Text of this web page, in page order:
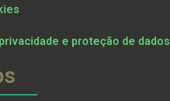
e proteção de dados